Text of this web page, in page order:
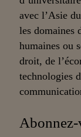
avec l’Asie
les domaines
humaines ou
droit, de
technologies